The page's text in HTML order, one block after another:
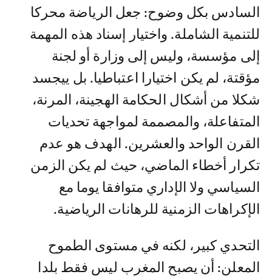
السادس بكل وضوح: جعل الرياضة محركا
للتنمية الشاملة. واختيار إسناد هذه المهمة
إلى مؤسسة، وليس إلى وزارة أو لجنة
مؤقتة، لم يكن اختيارا اعتباطيا. بل ييجسد
شكلا من أشكال الحكامة الهجينة، المرنة،
المتفاعلة، والمصممة لمواجهة تحديات
القرن الواحد والعشرين. الهدف هو عدم
تكرار أخطاء الماضي، حيث لم يكن الزمن
السياسي ولا الإداري متوافقا يوما مع
الإكراهات الزمنية للرهانات الرياضية.
التحدي كبير، لكنه في مستوى الطموح
المعلن: أن يصبح المغرب ليس فقط بلدا